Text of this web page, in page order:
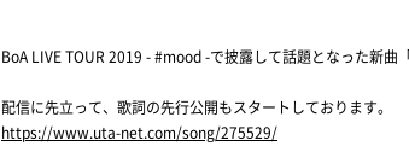
BoA LIVE TOUR 2019 - #mood -で披露して話題となった新
配信に先立って、歌詞の先行公開もスタートしております。
https://www.uta-net.com/song/275529/